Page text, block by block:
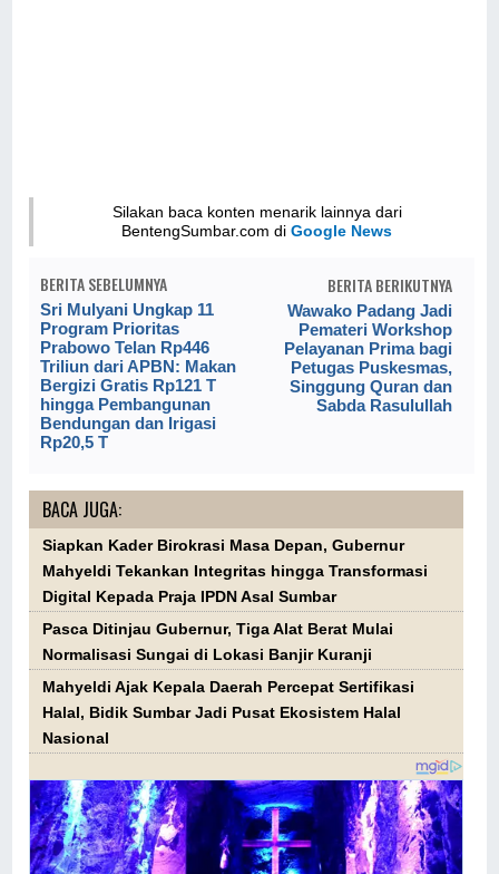
Silakan baca konten menarik lainnya dari
BentengSumbar.com diGoogle News
BERITA SEBELUMNYA
Sri Mulyani Ungkap 11
Program Prioritas
Prabowo Telan Rp446
Triliun dari APBN: Makan
Bergizi Gratis Rp121 T
hingga Pembangunan
Bendungan dan Irigasi
Rp20,5 T
BERITA BERIKUTNYA
Wawako Padang Jadi
Pemateri Workshop
Pelayanan Prima bagi
Petugas Puskesmas,
Singgung Quran dan
Sabda Rasulullah
BACA JUGA:
Siapkan Kader Birokrasi Masa Depan, Gubernur
Mahyeldi Tekankan Integritas hingga Transformasi
Digital Kepada Praja IPDN Asal Sumbar
Pasca Ditinjau Gubernur, Tiga Alat Berat Mulai
Normalisasi Sungai di Lokasi Banjir Kuranji
Mahyeldi Ajak Kepala Daerah Percepat Sertifikasi
Halal, Bidik Sumbar Jadi Pusat Ekosistem Halal
Nasional